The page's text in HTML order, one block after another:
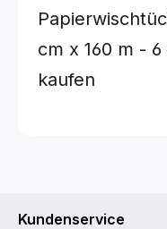
cm x 160 m -
kaufen
Kundenservice